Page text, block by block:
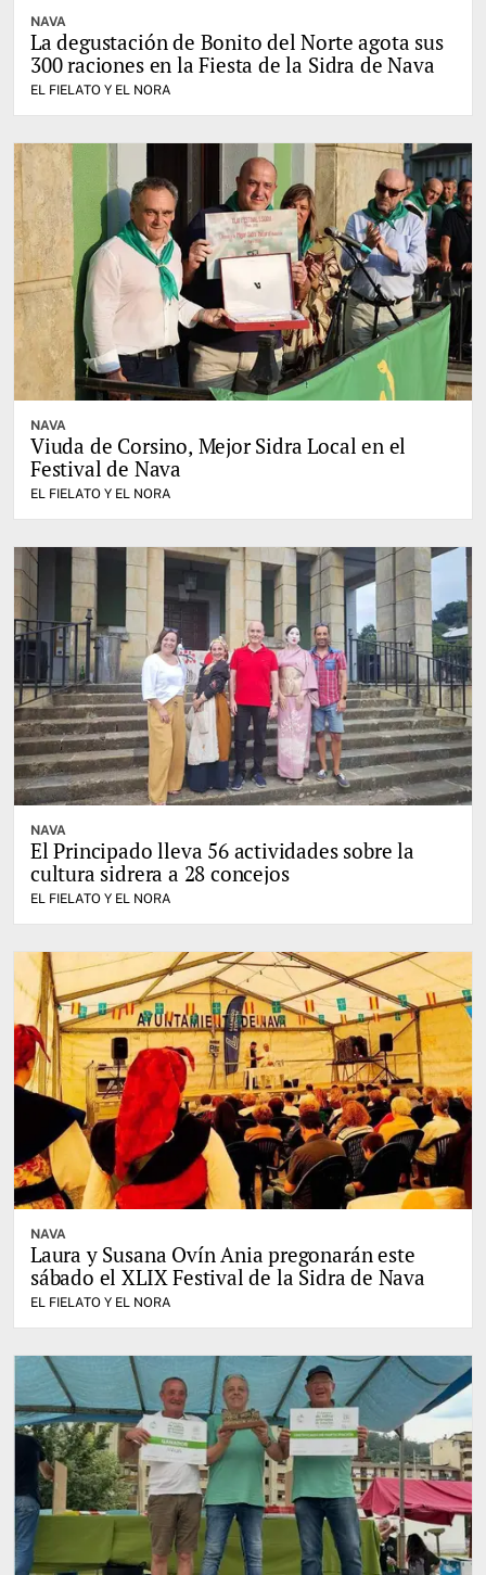
NAVA
La degustación de Bonito del Norte agota sus
300 raciones en la Fiesta de la Sidra de Nava
EL FIELATO Y EL NORA
NAVA
Viuda de Corsino, Mejor Sidra Local en el
Festival de Nava
EL FIELATO Y EL NORA
NAVA
El Principado lleva 56 actividades sobre la
cultura sidrera a 28 concejos
EL FIELATO Y EL NORA
NAVA
Laura y Susana Ovín Ania pregonarán este
sábado el XLIX Festival de la Sidra de Nava
EL FIELATO Y EL NORA